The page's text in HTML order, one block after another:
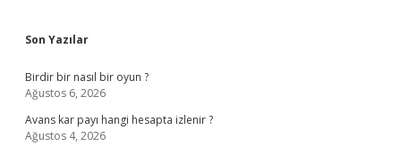
Son Yazılar
Birdir bir nasıl bir oyun ?
Ağustos 6, 2026
Avans kar payı hangi hesapta izlenir ?
Ağustos 4, 2026